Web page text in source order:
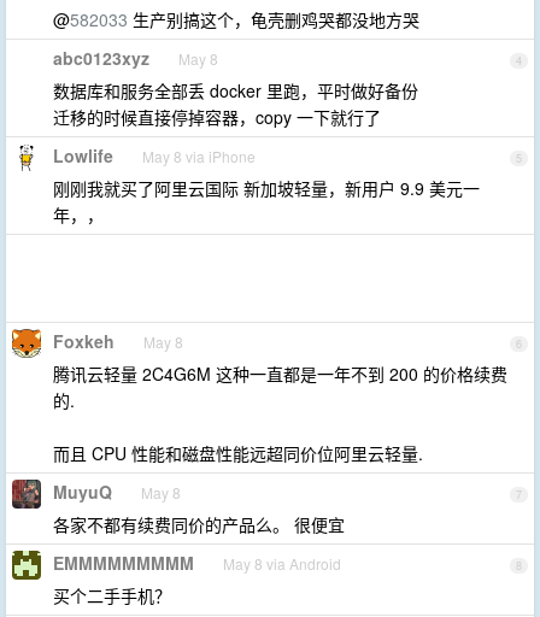
@582033 生产别搞这个，龟壳删鸡哭都没地方哭
4
abc0123xyz May 8
数据库和服务全部丢 docker 里跑，平时做好备份
迁移的时候直接停掉容器，copy 一下就行了
5
Lowlife May 8 via iPhone
刚刚我就买了阿里云国际 新加坡轻量，新用户 9.9 美元一
年，，
6
Foxkeh May 8
腾讯云轻量 2C4G6M 这种一直都是一年不到 200 的价格续费
的.
而且 CPU 性能和磁盘性能远超同价位阿里云轻量.
7
MuyuQ May 8
各家不都有续费同价的产品么。 很便宜
8
EMMMMMMMMM May 8 via Android
买个二手手机？